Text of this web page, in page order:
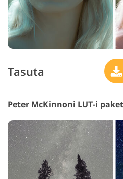
Tasuta
Peter McKinnoni LUT-i